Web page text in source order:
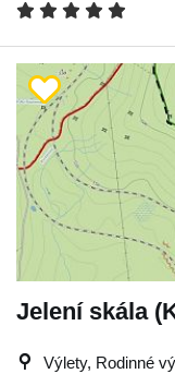
Jelení skála
Výlety, Rodinné